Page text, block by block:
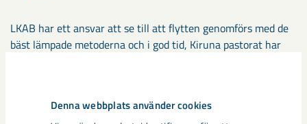
Denna webbplats använder cookies
LKAB har ett ansvar att se till att flytten genomförs med de
bäst lämpade metoderna och i god tid, Kiruna pastorat har
få kontakt med samtliga gravrättsinnehavare för att ge